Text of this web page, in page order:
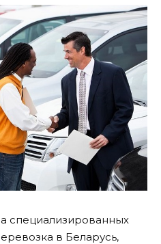
специализированных
в Беларусь,